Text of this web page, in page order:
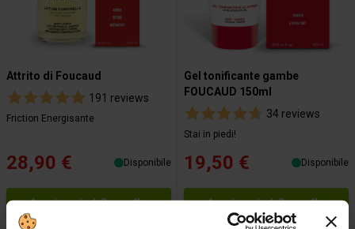
Attrito di Foucaud
191 reviews
Friction Energisante
28,90 € Disponibile
Aggiungi al Carrello
Gel tonificante gambe
FOUCAUD 150ml
34 reviews
Stai in piedi!
19,50 € Disponibile
Aggiungi al Carrello